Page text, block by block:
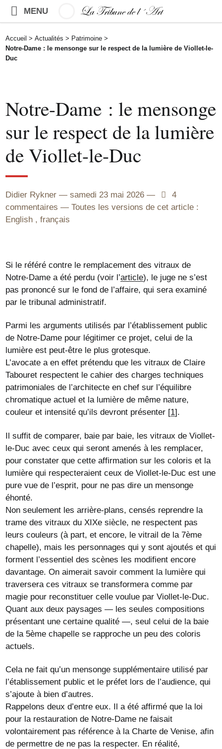
MENU
Accueil > Actualités > Patrimoine >
Notre-Dame : le mensonge sur le respect de la lumière de Viollet-le-
Duc
Notre-Dame : le mensonge
sur le respect de la lumière
de Viollet-le-Duc
Didier Rykner samedi 23 mai 2026 4
4
commentaires
Toutes les versions de cet article :
English ,français
Si le référé contre le remplacement des vitraux de
Notre-Dame a été perdu (voir l’article), le juge ne s’est
pas prononcé sur le fond de l’affaire, qui sera examiné
par le tribunal administratif.
Parmi les arguments utilisés par l’établissement public
de Notre-Dame pour légitimer ce projet, celui de la
lumière est peut-être le plus grotesque.
L’avocate a en effet prétendu que les vitraux de Claire
Tabouret respectent le cahier des charges techniques
patrimoniales de l’architecte en chef sur l’équilibre
chromatique actuel et la lumière de même nature,
couleur et intensité qu’ils devront présenter [1].
Il suffit de comparer, baie par baie, les vitraux de Viollet-
le-Duc avec ceux qui seront amenés à les remplacer,
pour constater que cette affirmation sur les coloris et la
lumière qui respecteraient ceux de Viollet-le-Duc est une
pure vue de l’esprit, pour ne pas dire un mensonge
éhonté.
Non seulement les arrière-plans, censés reprendre la
trame des vitraux du XIXe siècle, ne respectent pas
leurs couleurs (à part, et encore, le vitrail de la 7ème
chapelle), mais les personnages qui y sont ajoutés et qui
forment l’essentiel des scènes les modifient encore
davantage. On aimerait savoir comment la lumière qui
traversera ces vitraux se transformera comme par
magie pour reconstituer celle voulue par Viollet-le-Duc.
Quant aux deux paysages — les seules compositions
présentant une certaine qualité —, seul celui de la baie
de la 5ème chapelle se rapproche un peu des coloris
actuels.
Cela ne fait qu’un mensonge supplémentaire utilisé par
l’établissement public et le préfet lors de l’audience, qui
s’ajoute à bien d’autres.
Rappelons deux d’entre eux. Il a été affirmé que la loi
pour la restauration de Notre-Dame ne faisait
volontairement pas référence à la Charte de Venise, afin
de permettre de ne pas la respecter. En réalité,